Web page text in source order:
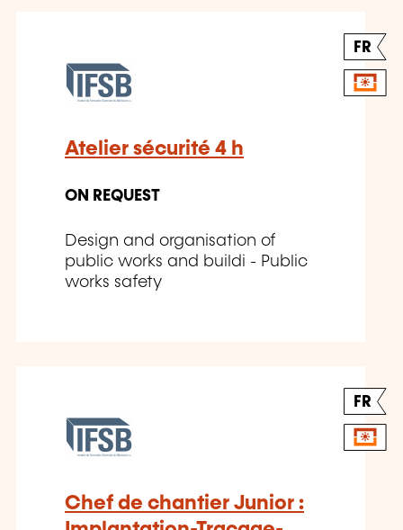
FR
Atelier sécurité 4 h
ON REQUEST
Design and organisation of
public works and buildi - Public
works safety
FR
Chef de chantier Junior :